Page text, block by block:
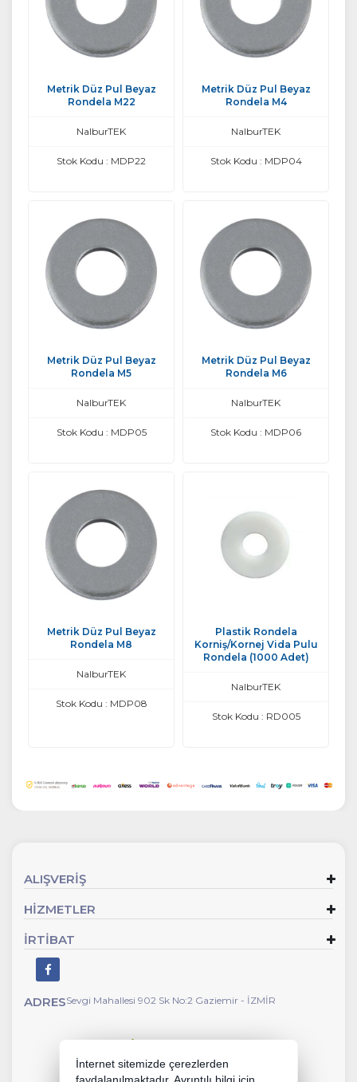
Metrik Düz Pul Beyaz
Rondela M22
NalburTEK
Stok Kodu : MDP22
Metrik Düz Pul Beyaz
Rondela M4
NalburTEK
Stok Kodu : MDP04
Metrik Düz Pul Beyaz
Rondela M5
NalburTEK
Stok Kodu : MDP05
Metrik Düz Pul Beyaz
Rondela M6
NalburTEK
Stok Kodu : MDP06
Metrik Düz Pul Beyaz
Rondela M8
NalburTEK
Stok Kodu : MDP08
Plastik Rondela
Korniş/Kornej Vida Pulu
Rondela (1000 Adet)
NalburTEK
Stok Kodu : RD005
ALIŞVERİŞ
HİZMETLER
İRTİBAT
ADRESSevgi Mahallesi 902 Sk No:2 Gaziemir - İZMİR
İnternet sitemizde çerezlerden